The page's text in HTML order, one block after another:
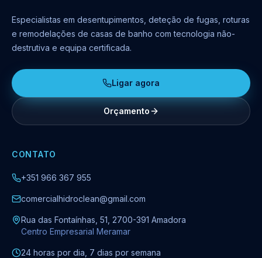
Especialistas em desentupimentos, deteção de fugas, roturas
e remodelações de casas de banho com tecnologia não-
destrutiva e equipa certificada.
Ligar agora
Orçamento
CONTATO
+351 966 367 955
comercialhidroclean@gmail.com
Rua das Fontaínhas, 51, 2700-391 Amadora
Centro Empresarial Meramar
24 horas por dia, 7 dias por semana